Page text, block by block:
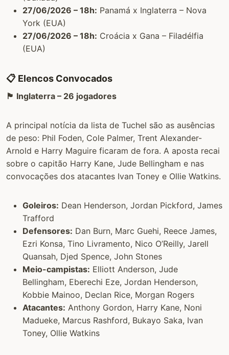
27/06/2026 – 18h: Panamá x Inglaterra – Nova
York (EUA)
27/06/2026 – 18h: Croácia x Gana – Filadélfia
(EUA)
📋 Elencos Convocados
🏴󠁧󠁢󠁥󠁮󠁧󠁿 Inglaterra – 26 jogadores
A principal notícia da lista de Tuchel são as ausências
de peso: Phil Foden, Cole Palmer, Trent Alexander-
Arnold e Harry Maguire ficaram de fora. A aposta recai
sobre o capitão Harry Kane, Jude Bellingham e nas
convocações dos atacantes Ivan Toney e Ollie Watkins.
Goleiros: Dean Henderson, Jordan Pickford, James
Trafford
Defensores: Dan Burn, Marc Guehi, Reece James,
Ezri Konsa, Tino Livramento, Nico O’Reilly, Jarell
Quansah, Djed Spence, John Stones
Meio-campistas: Elliott Anderson, Jude
Bellingham, Eberechi Eze, Jordan Henderson,
Kobbie Mainoo, Declan Rice, Morgan Rogers
Atacantes: Anthony Gordon, Harry Kane, Noni
Madueke, Marcus Rashford, Bukayo Saka, Ivan
Toney, Ollie Watkins